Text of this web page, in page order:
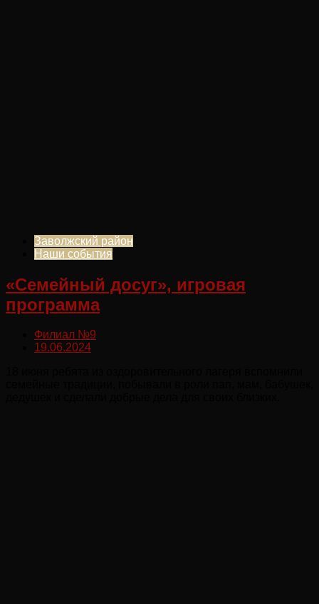
Заволжский район
Наши события
«Семейный досуг», игровая
программа
Филиал №9
19.06.2024